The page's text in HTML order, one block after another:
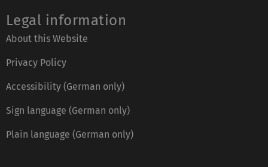
Legal information
About this Website
Privacy Policy
Accessibility (German only)
Sign language (German only)
Plain language (German only)